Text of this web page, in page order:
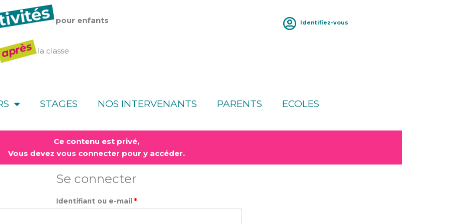
pour enfants
après la classe
Identifiez-vous
STAGES NOS INTERVENANTS PARENTS ECOLES
Ce contenu est privé,
Vous devez vous connecter pour y accéder.
Se connecter
Identifiant ou e-mail *
Obligatoire